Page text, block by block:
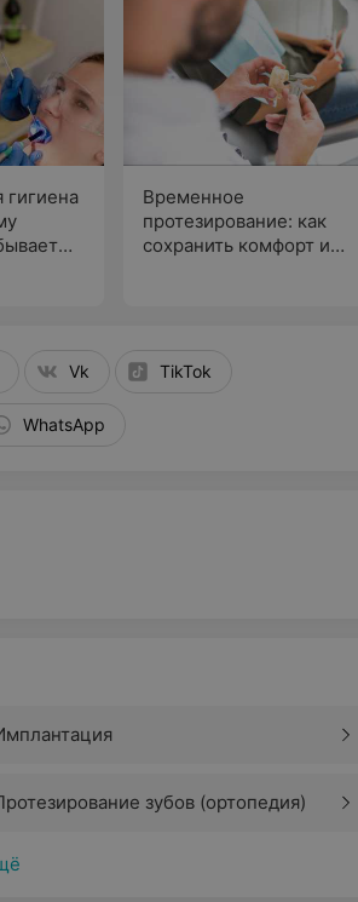
гигиена
Временное
протезирование: как
сохранить комфорт и
Vk TikTok
WhatsApp
зубов (ортопедия)